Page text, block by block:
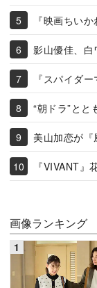
『映画ちい
影山優佳、
『スパイダ
“朝ドラ”と
美山加恋が『
『VIVANT』
画像ランキング